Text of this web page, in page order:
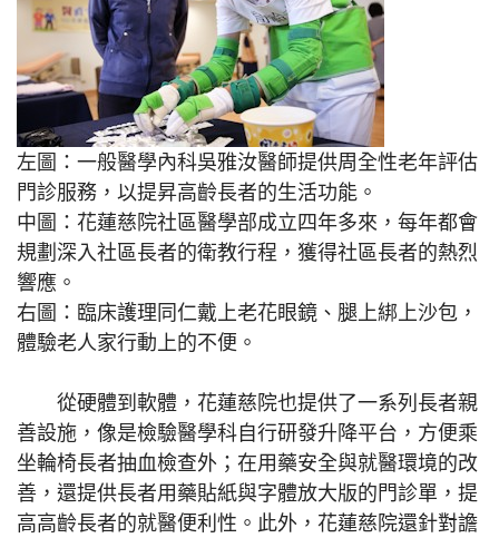
左圖：一般醫學內科吳雅汝醫師提供周全性老年評估
門診服務，以提昇高齡長者的生活功能。
中圖：花蓮慈院社區醫學部成立四年多來，每年都會
規劃深入社區長者的衛教行程，獲得社區長者的熱烈
響應。
右圖：臨床護理同仁戴上老花眼鏡、腿上綁上沙包，
體驗老人家行動上的不便。
從硬體到軟體，花蓮慈院也提供了一系列長者親
善設施，像是檢驗醫學科自行研發升降平台，方便乘
坐輪椅長者抽血檢查外；在用藥安全與就醫環境的改
善，還提供長者用藥貼紙與字體放大版的門診單，提
高高齡長者的就醫便利性。此外，花蓮慈院還針對譫